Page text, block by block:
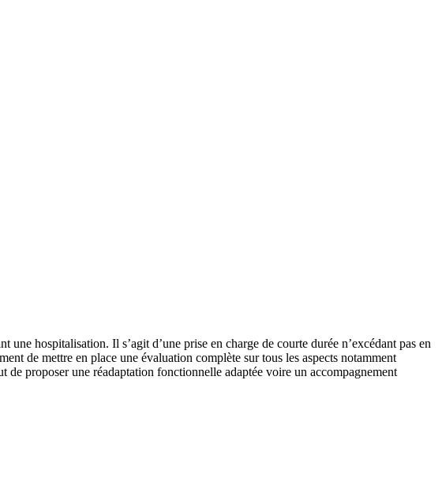
hospitalisation. Il s’agit d’une prise en charge de courte durée n’excédant pas en
de mettre en place une évaluation complète sur tous les aspects notamment
proposer une réadaptation fonctionnelle adaptée voire un accompagnement